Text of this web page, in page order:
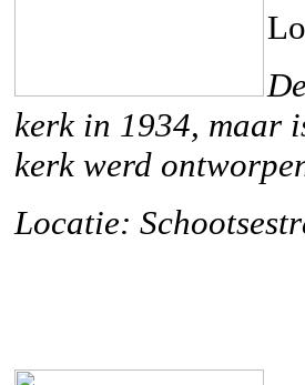
De
kerk in 1934, maar
kerk werd
Locatie: